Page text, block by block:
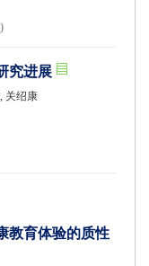
)
究进展
关绍康
教育体验的质性